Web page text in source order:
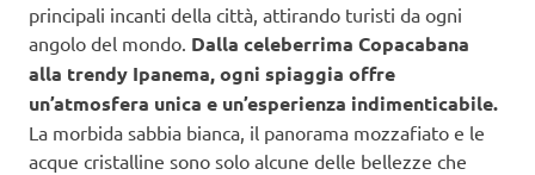
principali incanti della città, attirando turisti da ogni
angolo del mondo. Dalla celeberrima Copacabana
alla trendy Ipanema, ogni spiaggia offre
un’atmosfera unica e un’esperienza indimenticabile.
La morbida sabbia bianca, il panorama mozzafiato e le
acque cristalline sono solo alcune delle bellezze che